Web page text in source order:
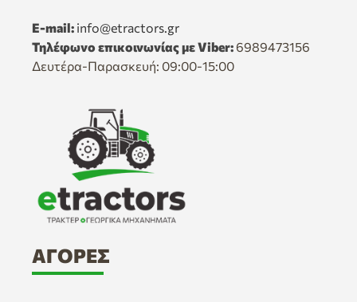
E-mail: info@etractors.gr
Τηλέφωνο επικοινωνίας με Viber: 6989473156
Δευτέρα-Παρασκευή: 09:00-15:00
ΑΓΟΡΈΣ